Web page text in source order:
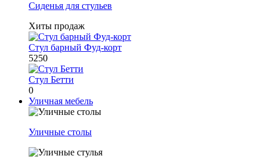
Сиденья для стульев
Хиты продаж
Стул барный Фуд-корт
5250
Стул Бетти
0
Уличная мебель
Уличные столы